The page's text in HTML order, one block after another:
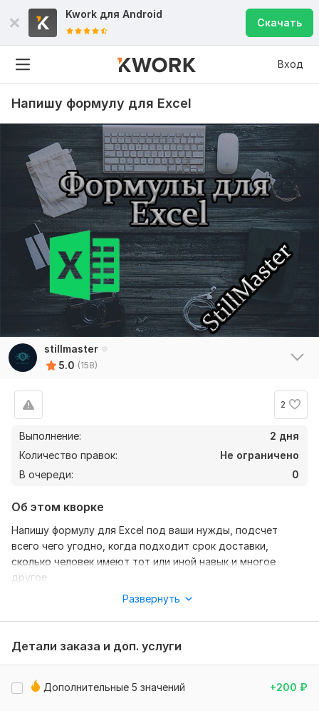
Kwork для Android
Скачать
Вход
Напишу формулу для Excel
stillmaster
5.0 (158)
2
Выполнение:
2 дня
Количество правок:
Не ограничено
В очереди:
0
Об этом кворке
Напишу формулу для Excel под ваши нужды, подсчет
всего чего угодно, когда подходит срок доставки,
сколько человек имеют тот или иной навык и многое
другое.
От вас четкое техническое задание, что и как должно
посчитать.
Развернуть
Детали заказа и доп. услуги
Дополнительные 5 значений +200 ₽